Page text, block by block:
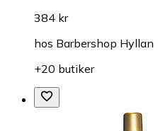
384 kr
hos Barbershop Hyllan
+20 butiker